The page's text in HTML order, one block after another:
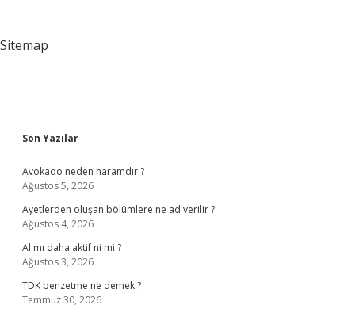
Sitemap
Sidebar
Son Yazılar
Avokado neden haramdır ?
Ağustos 5, 2026
Ayetlerden oluşan bölümlere ne ad verilir ?
Ağustos 4, 2026
Al mı daha aktif ni mi ?
Ağustos 3, 2026
TDK benzetme ne demek ?
Temmuz 30, 2026